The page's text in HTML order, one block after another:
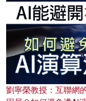
劉寧榮教授：互聯網